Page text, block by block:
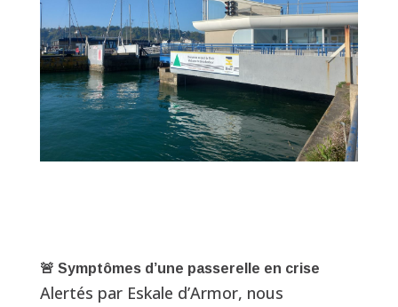
🚨 Symptômes d’une passerelle en crise
Alertés par Eskale d’Armor, nous